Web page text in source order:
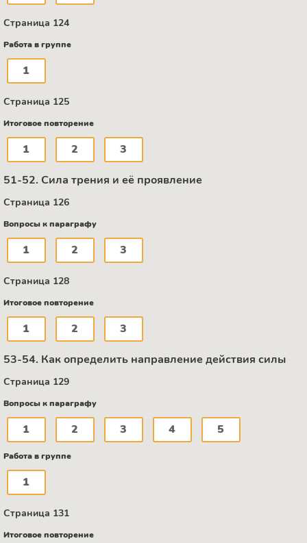
Страница 124
Работа в группе
1
Страница 125
Итоговое повторение
1 2 3
51-52. Сила трения и её проявление
Страница 126
Вопросы к параграфу
1 2 3
Страница 128
Итоговое повторение
1 2 3
53-54. Как определить направление действия силы
Страница 129
Вопросы к параграфу
1 2 3 4 5
Работа в группе
1
Страница 131
Итоговое повторение